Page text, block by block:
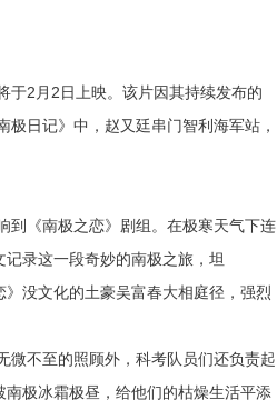
于2月2日上映。该片因其持续发布的
日记》中，赵又廷串门智利海军站，
到《南极之恋》剧组。在极寒天气下连
录这一段奇妙的南极之旅，坦
没文化的土豪吴富春大相庭径，强烈
微不至的照顾外，科考队员们还负责起
极冰霜极昼，给他们的枯燥生活平添